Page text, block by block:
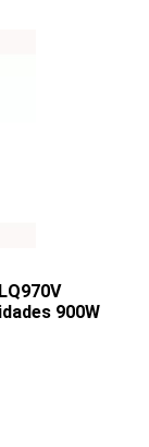
900W